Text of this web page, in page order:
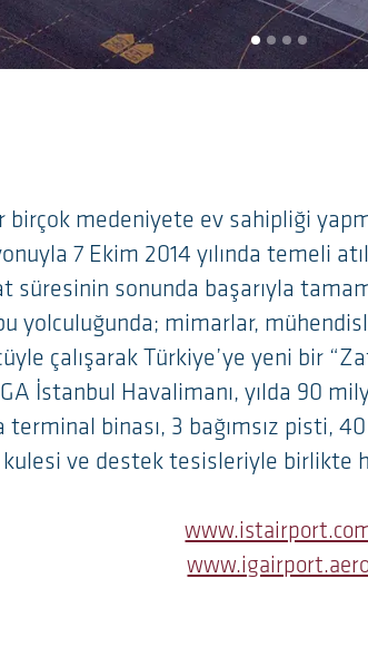
birçok medeniyete ev sahipliği
7 Ekim 2014 yılında temeli
süresinin sonunda başarıyla
yolculuğunda; mimarlar,
çalışarak Türkiye’ye yeni bir
İGA İstanbul Havalimanı, yılda 90
binası, 3 bağımsız pisti,
ve destek tesisleriyle birlikte